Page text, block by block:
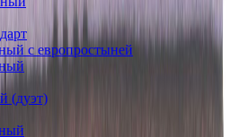
с европростыней
(дуэт)